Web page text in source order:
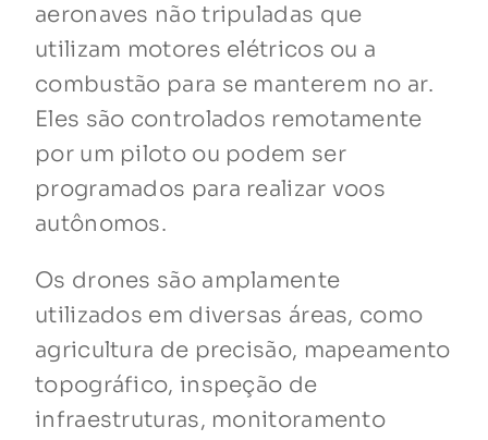
aeronaves não tripuladas que
utilizam motores elétricos ou a
combustão para se manterem no ar.
Eles são controlados remotamente
por um piloto ou podem ser
programados para realizar voos
autônomos.
Os drones são amplamente
utilizados em diversas áreas, como
agricultura de precisão, mapeamento
topográfico, inspeção de
infraestruturas, monitoramento